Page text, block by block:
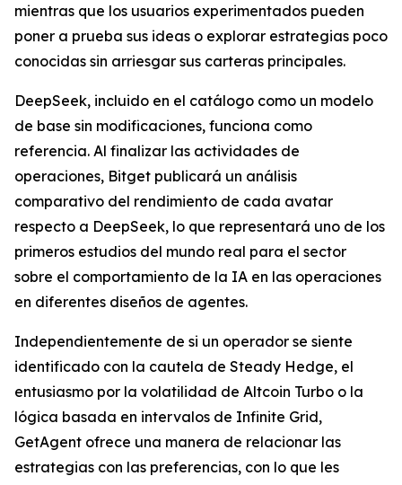
mientras que los usuarios experimentados pueden
poner a prueba sus ideas o explorar estrategias poco
conocidas sin arriesgar sus carteras principales.
DeepSeek, incluido en el catálogo como un modelo
de base sin modificaciones, funciona como
referencia. Al finalizar las actividades de
operaciones, Bitget publicará un análisis
comparativo del rendimiento de cada avatar
respecto a DeepSeek, lo que representará uno de los
primeros estudios del mundo real para el sector
sobre el comportamiento de la IA en las operaciones
en diferentes diseños de agentes.
Independientemente de si un operador se siente
identificado con la cautela de Steady Hedge, el
entusiasmo por la volatilidad de Altcoin Turbo o la
lógica basada en intervalos de Infinite Grid,
GetAgent ofrece una manera de relacionar las
estrategias con las preferencias, con lo que les